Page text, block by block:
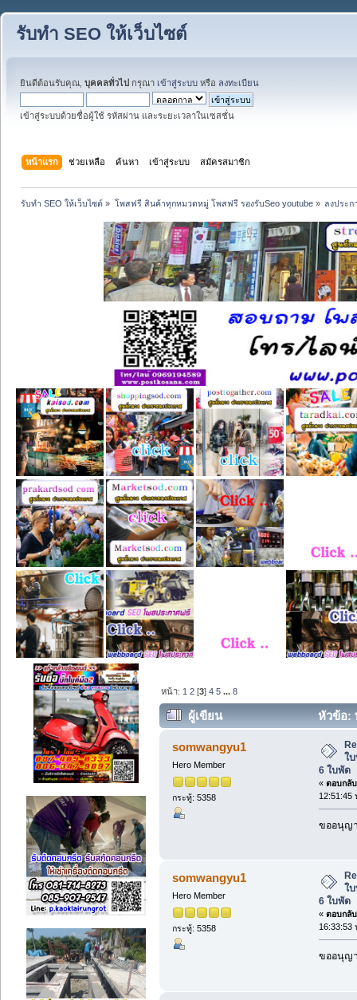
รับทำ SEO ให้เว็บไซต์
ยินดีต้อนรับคุณ, บุคคลทั่วไป กรุณา เข้าสู่ระบบ หรือ ลงทะเบียน
เข้าสู่ระบบด้วยชื่อผู้ใช้ รหัสผ่าน และระยะเวลาในเซสชั่น
หน้าแรก ช่วยเหลือ ค้นหา เข้าสู่ระบบ สมัครสมาชิก
รับทำ SEO ให้เว็บไซต์ » โพสฟรี สินค้าทุกหมวดหมู่ โพสฟรี รองรับSeo youtube» ลงประ
หน้า: 1 2 [3]4 5 ...8
ผู้เขียน
หัวข้อ:
แบบ 6 ใบพัด (อ่าน 2706 ครั้ง)
somwangyu1
Hero Member
กระทู้: 5358
ใ
6 ใบพัด
« ตอบกลั
12:51:45
ขออนุญ
somwangyu1
Hero Member
กระทู้: 5358
ใ
6 ใบพัด
« ตอบกลั
16:33:53
ขออนุญ